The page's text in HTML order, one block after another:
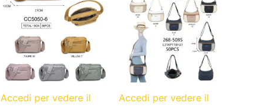
Accedi per vedere il
Accedi per vedere il